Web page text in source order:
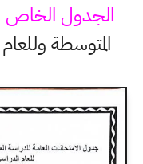
الجدول الخاص
المتوسطة وللعام الدراسي